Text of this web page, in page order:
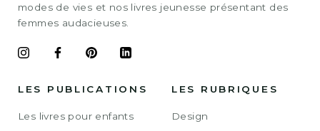
modes de vies et nos livres jeunesse présentant des
femmes audacieuses.
LES PUBLICATIONS
Les livres pour enfants
LES RUBRIQUES
Design